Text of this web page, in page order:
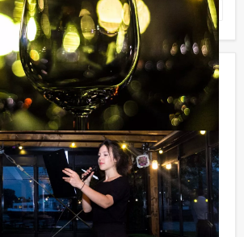
Favoriet
de Papel VR Dinerspel in
€ 66,50 p.p. excl. BTW
12 personen ‐ 3 uur en 30 minuten
La Casa de Papel is het aan
rovers onder leiding van El Professor,
Munt van Madrid te beroven.